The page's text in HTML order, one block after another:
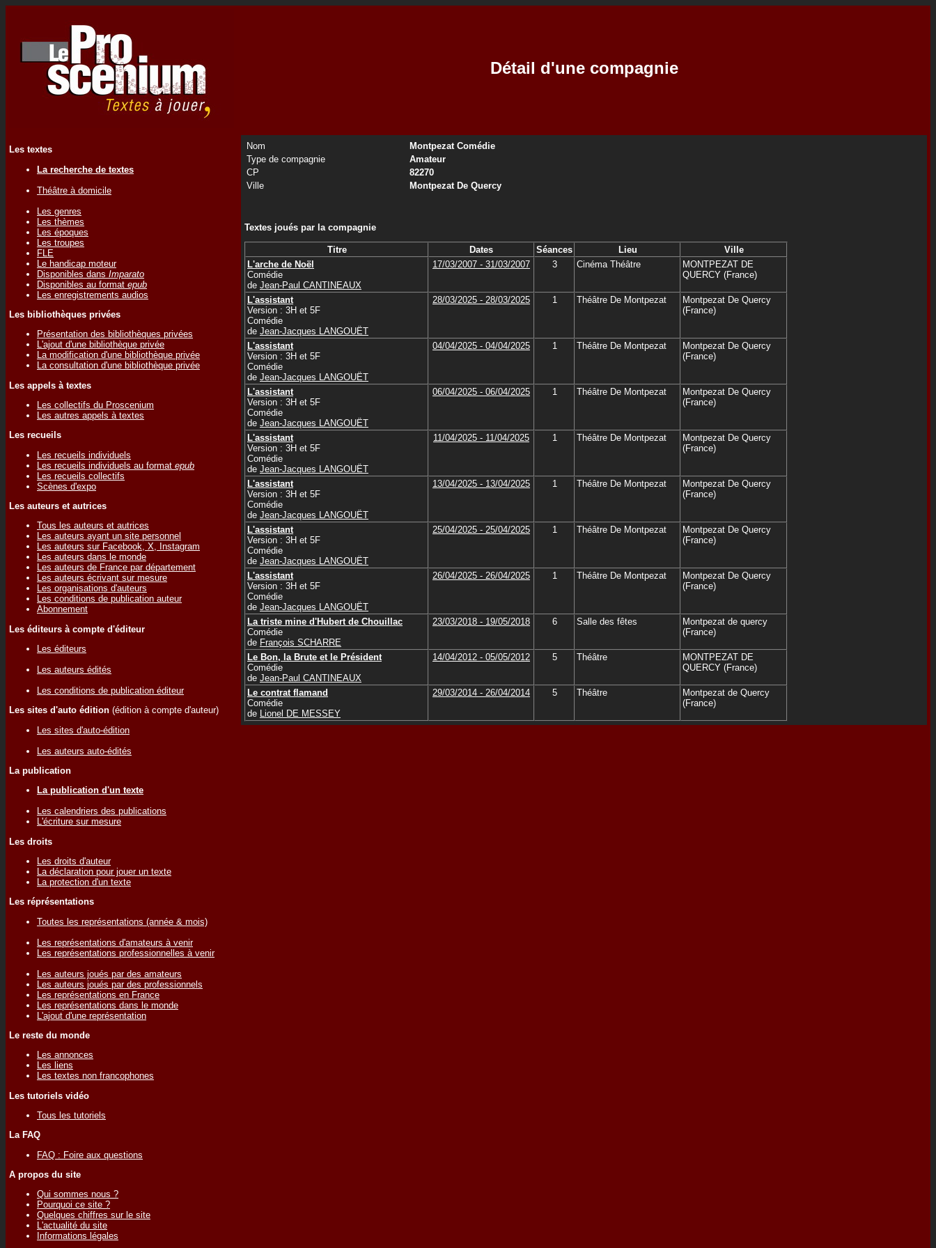
Détail d'une compagnie
Les textes
La recherche de textes
Théâtre à domicile
Les genres
Les thèmes
Les époques
Les troupes
FLE
Le handicap moteur
Disponibles dans Imparato
Disponibles au format epub
Les enregistrements audios
Les bibliothèques privées
Présentation des bibliothèques privées
L'ajout d'une bibliothèque privée
La modification d'une bibliothèque privée
La consultation d'une bibliothèque privée
Les appels à textes
Les collectifs du Proscenium
Les autres appels à textes
Les recueils
Les recueils individuels
Les recueils individuels au format epub
Les recueils collectifs
Scènes d'expo
Les auteurs et autrices
Tous les auteurs et autrices
Les auteurs ayant un site personnel
Les auteurs sur Facebook, X, Instagram
Les auteurs dans le monde
Les auteurs de France par département
Les auteurs écrivant sur mesure
Les organisations d'auteurs
Les conditions de publication auteur
Abonnement
Les éditeurs à compte d'éditeur
Les éditeurs
Les auteurs édités
Les conditions de publication éditeur
Les sites d'auto édition (édition à compte d'auteur)
Les sites d'auto-édition
Les auteurs auto-édités
La publication
La publication d'un texte
Les calendriers des publications
L'écriture sur mesure
Les droits
Les droits d'auteur
La déclaration pour jouer un texte
La protection d'un texte
Les réprésentations
Toutes les représentations (année & mois)
Les représentations d'amateurs à venir
Les représentations professionnelles à venir
Les auteurs joués par des amateurs
Les auteurs joués par des professionnels
Les représentations en France
Les représentations dans le monde
L'ajout d'une représentation
Le reste du monde
Les annonces
Les liens
Les textes non francophones
Les tutoriels vidéo
Tous les tutoriels
La FAQ
FAQ : Foire aux questions
A propos du site
Qui sommes nous ?
Pourquoi ce site ?
Quelques chiffres sur le site
L'actualité du site
Informations légales
Nom
Montpezat Comédie
Type de compagnie
Amateur
CP
82270
Ville
Montpezat De Quercy
Textes joués par la compagnie
Titre Dates Séances Lieu
Ville
L'arche de Noël
Comédie
de Jean-Paul CANTINEAUX
17/03/2007 - 31/03/2007 3 Cinéma Théâtre
MONTPEZAT DE
QUERCY (France)
L'assistant
Version : 3H et 5F
Comédie
de Jean-Jacques LANGOUËT
28/03/2025 - 28/03/2025 1 Théâtre De Montpezat
Montpezat De Quercy
(France)
L'assistant
Version : 3H et 5F
Comédie
de Jean-Jacques LANGOUËT
04/04/2025 - 04/04/2025 1 Théâtre De Montpezat
Montpezat De Quercy
(France)
L'assistant
Version : 3H et 5F
Comédie
de Jean-Jacques LANGOUËT
06/04/2025 - 06/04/2025 1 Théâtre De Montpezat
Montpezat De Quercy
(France)
L'assistant
Version : 3H et 5F
Comédie
de Jean-Jacques LANGOUËT
11/04/2025 - 11/04/2025 1 Théâtre De Montpezat
Montpezat De Quercy
(France)
L'assistant
Version : 3H et 5F
Comédie
de Jean-Jacques LANGOUËT
13/04/2025 - 13/04/2025 1 Théâtre De Montpezat
Montpezat De Quercy
(France)
L'assistant
Version : 3H et 5F
Comédie
de Jean-Jacques LANGOUËT
25/04/2025 - 25/04/2025 1 Théâtre De Montpezat
Montpezat De Quercy
(France)
L'assistant
Version : 3H et 5F
Comédie
de Jean-Jacques LANGOUËT
26/04/2025 - 26/04/2025 1 Théâtre De Montpezat
Montpezat De Quercy
(France)
La triste mine d'Hubert de Chouillac
Comédie
de François SCHARRE
23/03/2018 - 19/05/2018 6 Salle des fêtes
Montpezat de quercy
(France)
Le Bon, la Brute et le Président
Comédie
de Jean-Paul CANTINEAUX
14/04/2012 - 05/05/2012 5 Théâtre
MONTPEZAT DE
QUERCY (France)
Le contrat flamand
Comédie
de
Lionel DE MESSEY
29/03/2014 - 26/04/2014 5 Théâtre
Montpezat de Quercy
(France)